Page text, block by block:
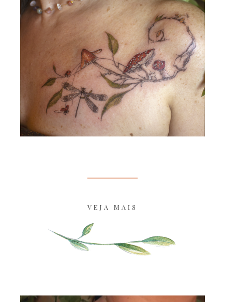
VEJA MAIS